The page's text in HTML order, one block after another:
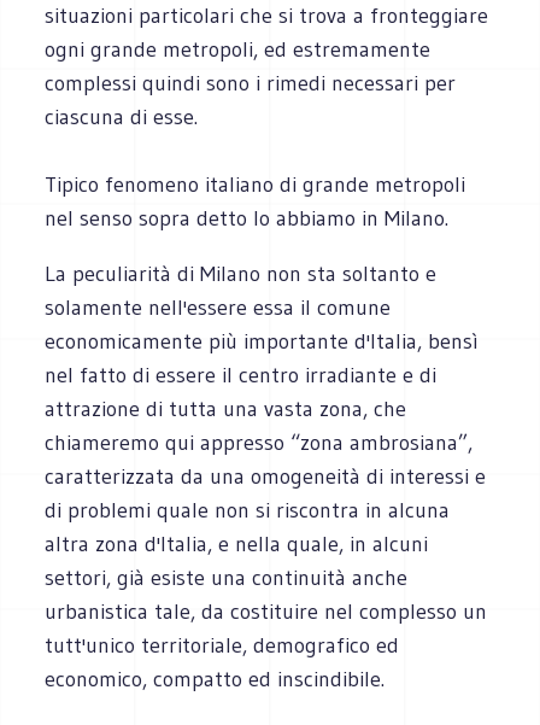
situazioni particolari che si trova a fronteggiare
ogni grande metropoli, ed estremamente
complessi quindi sono i rimedi necessari per
ciascuna di esse.
Tipico fenomeno italiano di grande metropoli
nel senso sopra detto lo abbiamo in Milano.
La peculiarità di Milano non sta soltanto e
solamente nell'essere essa il comune
economicamente più importante d'Italia, bensì
nel fatto di essere il centro irradiante e di
attrazione di tutta una vasta zona, che
chiameremo qui appresso “zona ambrosiana”,
caratterizzata da una omogeneità di interessi e
di problemi quale non si riscontra in alcuna
altra zona d'Italia, e nella quale, in alcuni
settori, già esiste una continuità anche
urbanistica tale, da costituire nel complesso un
tutt'unico territoriale, demografico ed
economico, compatto ed inscindibile.